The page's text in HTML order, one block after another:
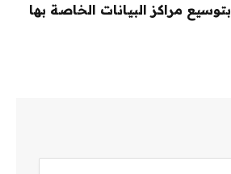
لن تقوم LinkedIn بتوسيع مراكز البيانات الخاصة بها